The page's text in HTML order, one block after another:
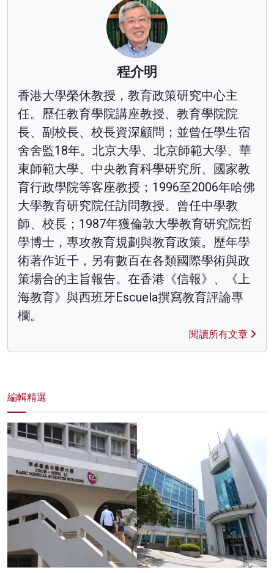
程介明
香港大學榮休教授，教育政策研究中心主
任。歷任教育學院講座教授、教育學院院
長、副校長、校長資深顧問；並曾任學生宿
舍舍監18年。北京大學、北京師範大學、華
東師範大學、中央教育科學研究所、國家教
育行政學院等客座教授；1996至2006年哈佛
大學教育研究院任訪問教授。曾任中學教
師、校長；1987年獲倫敦大學教育研究院哲
學博士，專攻教育規劃與教育政策。歷年學
術著作近千，另有數百在各類國際學術與政
策場合的主旨報告。在香港《信報》、《上
海教育》與西班牙Escuela撰寫教育評論專
欄。
閱讀所有文章
編輯精選